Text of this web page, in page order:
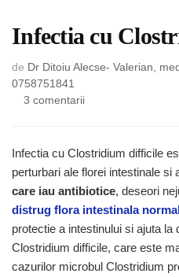
Infectia cu
de Dr Ditoiu Alecse- Valerian,
0758751841
3 comentariila
Clostridium
Difficile
Infectia cu Clostridium difficile
perturbari ale florei intestinale si
care iau antibiotice, deseori
distrug flora intestinala
protectie a intestinului si ajuta la
Clostridium difficile, care este
cazurilor microbul Clostridium